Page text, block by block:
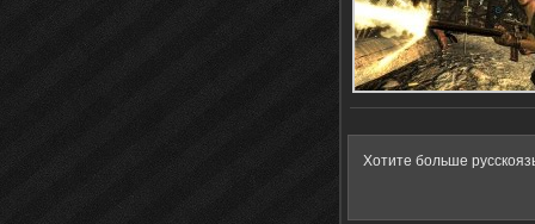
Хотите больше